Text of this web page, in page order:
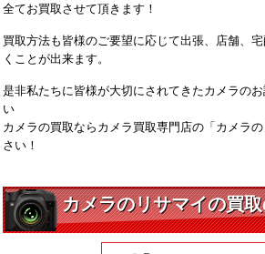
全てお買取させて頂きます！
買取方法も皆様のご要望に応じて出張、店舗、
くことが出来ます。
是非私たちに皆様が大切にされてきたカメラの
い
カメラの買取ならカメラ買取専門店の「カメラ
さい！